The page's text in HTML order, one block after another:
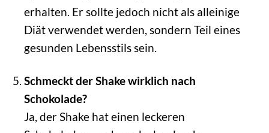
erhalten. Er sollte jedoch nicht als alleinige
Diät verwendet werden, sondern Teil eines
gesunden Lebensstils sein.
Schmeckt der Shake wirklich nach
Schokolade?
Ja, der Shake hat einen leckeren